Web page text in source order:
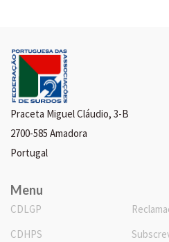
Praceta Miguel Cláudio, 3-B
2700-585 Amadora
Portugal
Menu
CDLGP
CDHPS